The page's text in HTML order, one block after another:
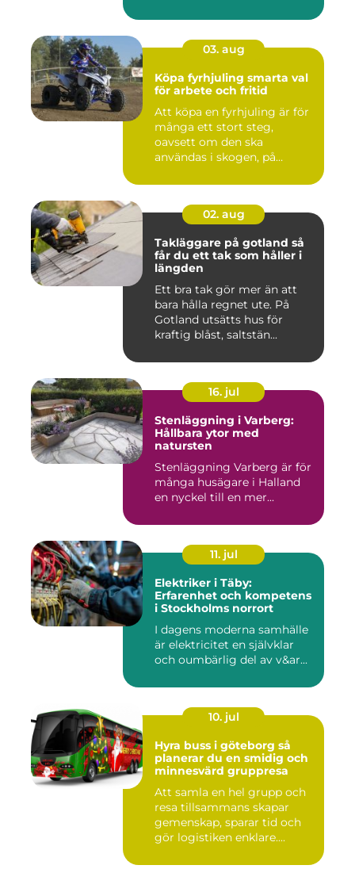
03. aug
Köpa fyrhjuling smarta val
för arbete och fritid
Att köpa en fyrhjuling är för
många ett stort steg,
oavsett om den ska
användas i skogen, på
02. aug
Takläggare på gotland så
får du ett tak som håller i
längden
Ett bra tak gör mer än att
bara hålla regnet ute. På
Gotland utsätts hus för
kraftig blåst, saltstän...
16. jul
Stenläggning i Varberg:
Hållbara ytor med
natursten
Stenläggning Varberg är för
många husägare i Halland
en nyckel till en mer...
11. jul
Elektriker i Täby:
Erfarenhet och kompetens
i Stockholms norrort
I dagens moderna samhälle
är elektricitet en självklar
och oumbärlig del av v&ar...
10. jul
Hyra buss i göteborg så
planerar du en smidig och
minnesvärd gruppresa
Att samla en hel grupp och
resa tillsammans skapar
gemenskap, sparar tid och
gör logistiken enklare....